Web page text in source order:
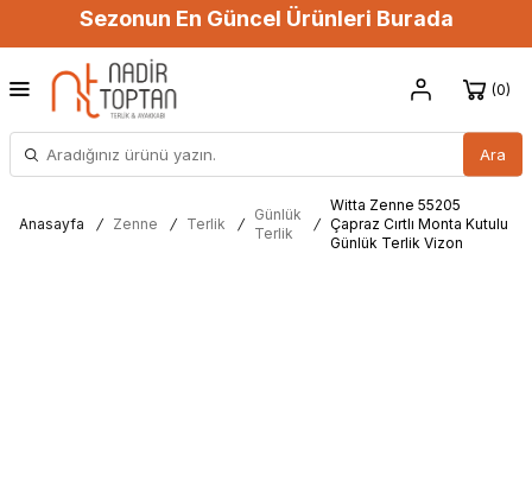
Sezonun En Güncel Ürünleri Burada
Ara
0
Anasayfa / Zenne / Terlik /
Günlük
Terlik
/
Witta Zenne 55205
Çapraz Cırtlı Monta Kutulu
Günlük Terlik Vizon